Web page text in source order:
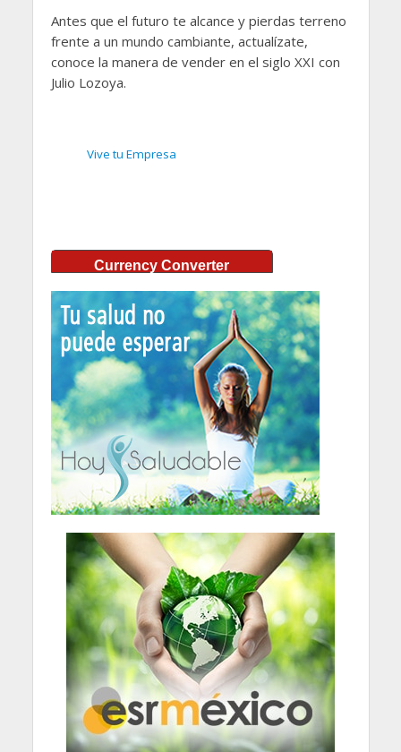
Antes que el futuro te alcance y pierdas terreno
frente a un mundo cambiante, actualízate,
conoce la manera de vender en el siglo XXI con
Julio Lozoya.
Vive tu Empresa
Currency Converter